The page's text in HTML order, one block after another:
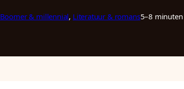
Boomer & millennial, Literatuur & romans5–8 minuten